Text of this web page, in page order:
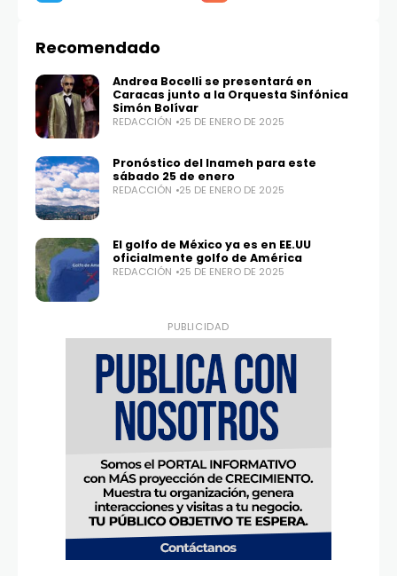
Twitter
100,0
25,1K
Recomendado
Andrea Bocelli se presentará en
Caracas junto a la Orquesta Sinfónica
Simón Bolívar
REDACCIÓN 25 DE ENERO DE 2025
Pronóstico del Inameh para este
sábado 25 de enero
REDACCIÓN 25 DE ENERO DE 2025
El golfo de México ya es en EE.UU
oficialmente golfo de América
REDACCIÓN 25 DE ENERO DE 2025
PUBLICIDAD